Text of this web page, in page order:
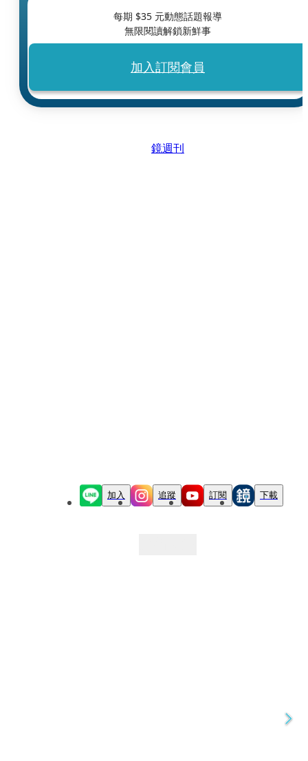
每期 $35 元動態話題報導
無限閱讀解鎖新鮮事
加入訂閱會員
鏡週刊
加入 追蹤 訂閱 下載